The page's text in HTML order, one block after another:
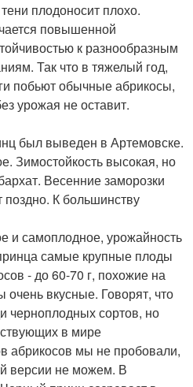
плодоносит плохо.
повышенной
к разнообразным
Так что в тяжелый год,
побьют обычные абрикосы,
урожая не оставит.
был выведен в Артемовске.
Зимостойкость высокая, но
Весенние заморозки
поздно. К большинству
и самоплодное, урожайность
самые крупные плоды
- до 60-70 г, похожие на
очень вкусные. Говорят, что
черноплодных сортов, но
в мире
абрикосов мы не пробовали,
версии не можем. В